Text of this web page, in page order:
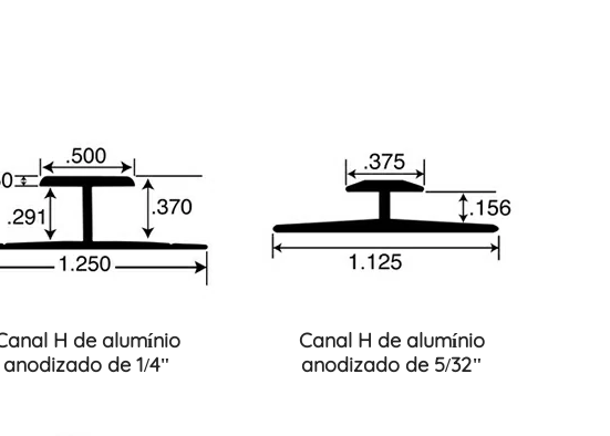
H de alumínio
anodizado de 1/4"
Canal H de alumínio
anodizado de 5/32"